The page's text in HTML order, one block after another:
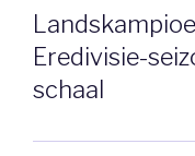
Eredivisie-
schaal